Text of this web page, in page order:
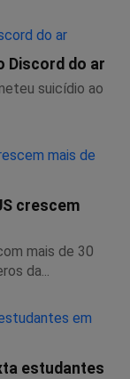
Discord do ar
suicídio ao
crescem
mais de 30
da...
estudantes